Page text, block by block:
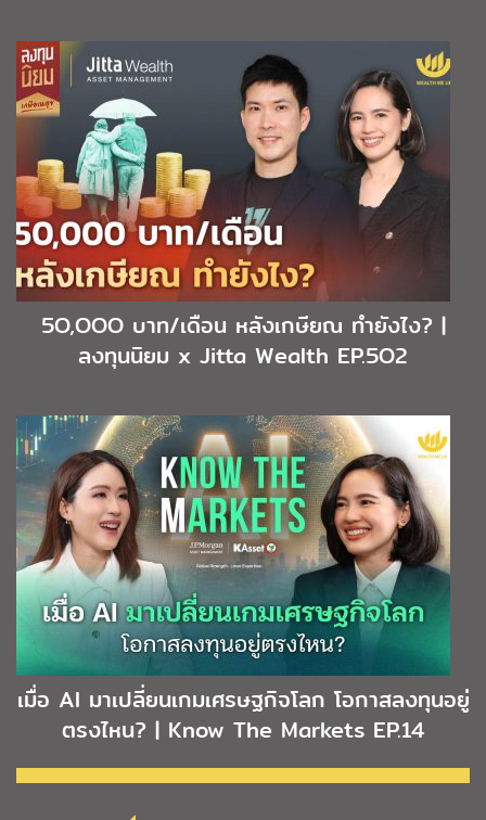
5O,OOO บาท/เดือน หลังเกษียณ ทำยังไง? |
ลงทุนนิยม x Jitta Wealth EP.5O2
เมื่อ AI มาเปลี่ยนเกมเศรษฐกิจโลก โอกาสลงทุนอยู่
ตรงไหน? | Know The Markets EP.14